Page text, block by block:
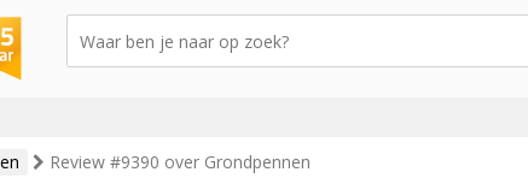
Review #9390 over Grondpennen